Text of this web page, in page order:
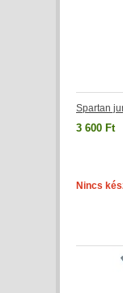
Spartan
3 600 Ft
Nincs